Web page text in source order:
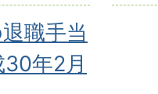
職手当
年2月